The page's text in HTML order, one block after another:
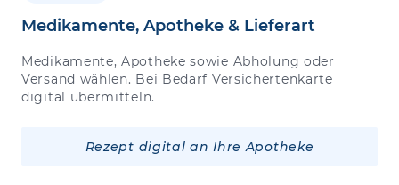
Medikamente, Apotheke & Lieferart
Medikamente, Apotheke sowie Abholung oder
Versand wählen. Bei Bedarf Versichertenkarte
digital übermitteln.
Rezept digital an Ihre Apotheke